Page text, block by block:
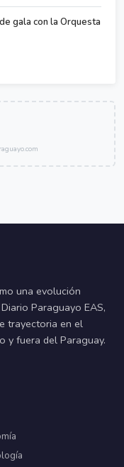
gala con la Orquesta
una evolución
Paraguayo EAS,
trayectoria en el
y fuera del Paraguay.